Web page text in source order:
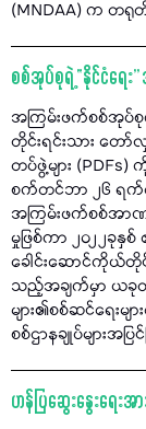
(MNDAA) က တရု
စစ်အုပ်စုရဲ့ “နိုင်ငံရေး
အကြမ်းဖက်စစ်အုပ်စု
တိုင်းရင်းသား တော်
တပ်ဖွဲ့များ
စက်တင်ဘာ ၂၆ ရက်
အကြမ်းဖက်စစ်အာဏ
မှုဖြစ်ကာ ၂၀၂၂ခု
ခေါင်းဆောင်ကိုယ်
သည့်အချက်မှာ ယခုတစ်
များ၏စစ်ဆင်ရေးမ
စစ်ဌာနချုပ်များအ
ဟန်ပြဆွေးနွေးရေးအ